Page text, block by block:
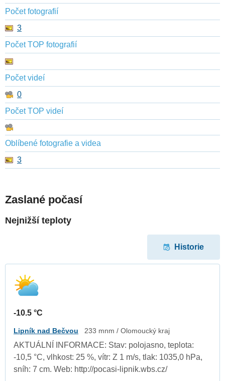
Počet fotografií
3
Počet TOP fotografií
Počet videí
0
Počet TOP videí
Oblíbené fotografie a videa
3
Zaslané počasí
Nejnižší teploty
Historie
-10.5 °C
Lipník nad Bečvou 233 mnm / Olomoucký kraj
AKTUÁLNÍ INFORMACE: Stav: polojasno, teplota:
-10,5 °C, vlhkost: 25 %, vítr: Z 1 m/s, tlak: 1035,0 hPa,
sníh: 7 cm. Web: http://pocasi-lipnik.wbs.cz/